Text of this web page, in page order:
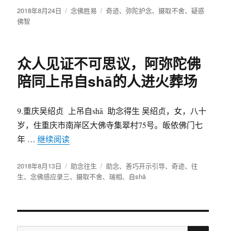
发
布
2018年8月24日
分
念佛胜易
标
奇迹、弥陀护念、摄取不舍、疑惑
佛智
众人见证不可思议，阿弥陀佛
陪同上吊自shā的人进火葬场
9.重庆吴绍贞 上吊自shā 助念得生 吴绍贞，女，八十
岁，住重庆市南岸区大佛寺集翠村75号。皈依佛门七
年 …继续阅读
发
布
2018年8月13日
分
类
助念往生
标
签
助念、善巧开示引导、奇迹、往
生、念佛感应录三、摄取不舍、瑞相、 自shā